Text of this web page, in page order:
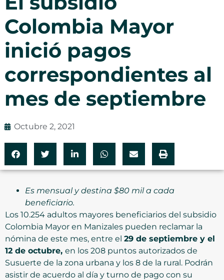
Colombia Mayor
inició pagos
correspondientes al
mes de septiembre
Octubre 2, 2021
Es mensual y destina $80 mil a cada
beneficiario.
Los 10.254 adultos mayores beneficiarios del subsidio
Colombia Mayor en Manizales pueden reclamar la
nómina de este mes, entre el 29 de septiembre y el
12 de octubre, en los 208 puntos autorizados de
Susuerte de la zona urbana y los 8 de la rural. Podrán
asistir de acuerdo al día y turno de pago con su